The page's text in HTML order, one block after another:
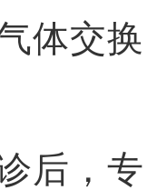
体交换
后，专